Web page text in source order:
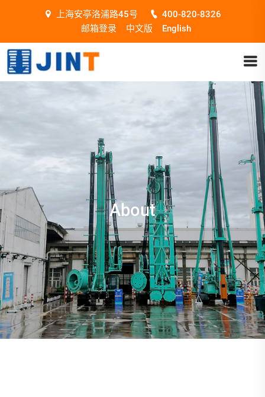
上海安亭洛浦路45号
400-820-8326
邮箱登录
中文版 English
About